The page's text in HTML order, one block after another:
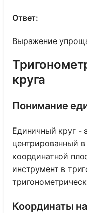
Ответ:
Выражение
круга
Понимание
Единичный круг -
центрированный
координатной
инструмент в
Координаты